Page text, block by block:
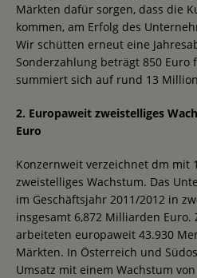
Märkten dafür sorgen, dass die
kommen, am Erfolg des
Wir schütten erneut eine
Sonderzahlung beträgt 850
summiert sich auf rund 13
2. Europaweit zweistelliges
Euro
Konzernweit verzeichnet dm mit
zweistelliges Wachstum. Das
im Geschäftsjahr 2011/2012 in
insgesamt 6,872 Milliarden Euro.
arbeiteten europaweit 43.930
Märkten. In Österreich und
Umsatz mit einem Wachstum